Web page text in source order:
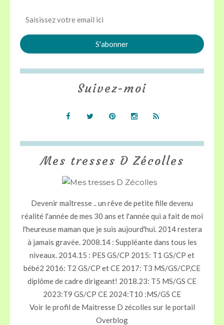
Mes tresses D Zécolles
Devenir maîtresse .. un rêve de petite fille devenu
réalité l'année de mes 30 ans et l'année qui a fait de moi
l'heureuse maman que je suis aujourd'hui. 2014 restera
à jamais gravée. 2008.14 : Suppléante dans tous les
niveaux. 2014.15 : PES GS/CP 2015: T1 GS/CP et
bébé2 2016: T2 GS/CP et CE 2017: T3 MS/GS/CP,CE
diplôme de cadre dirigeant! 2018.23: T5 MS/GS CE
2023:T9 GS/CP CE 2024:T10 :MS/GS CE
Voir le profil de Maitresse D zécolles sur le portail
Overblog
Suivez-moi